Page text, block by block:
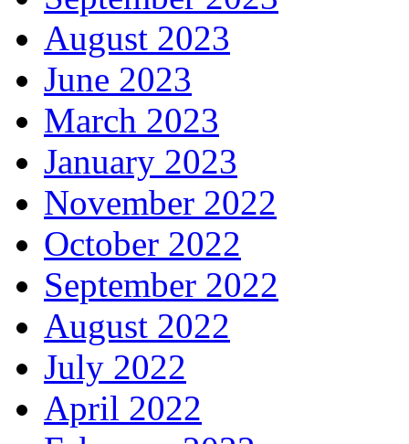
August 2023
June 2023
March 2023
January 2023
November 2022
October 2022
September 2022
August 2022
July 2022
April 2022